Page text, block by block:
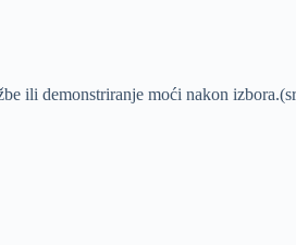
ili demonstriranje moći nakon